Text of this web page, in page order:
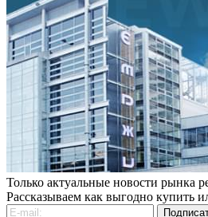
Только актуальные новости рынка
Рассказываем как выгодно купить